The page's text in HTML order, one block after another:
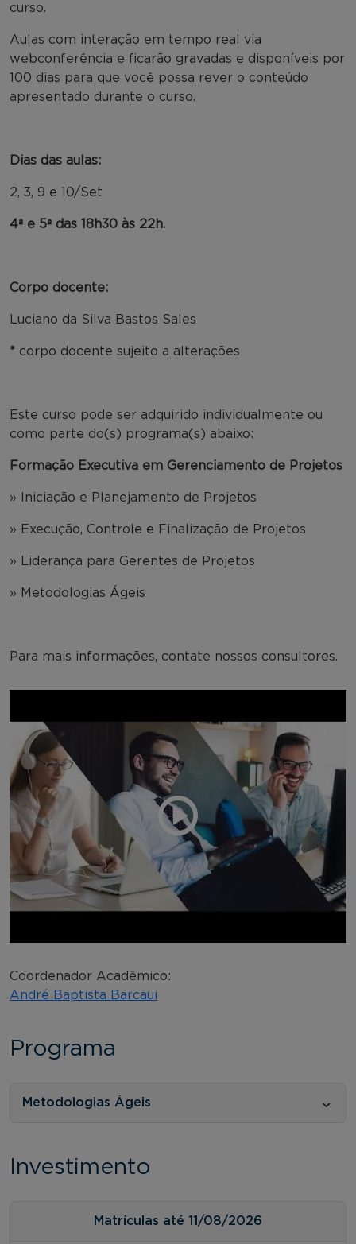
curso.
Aulas com interação em tempo real via
webconferência e ficarão gravadas e disponíveis por
100 dias para que você possa rever o conteúdo
apresentado durante o curso.
Dias das aulas:
2, 3, 9 e 10/Set
4ª e 5ª das 18h30 às 22h.
Corpo docente:
Luciano da Silva Bastos Sales
* corpo docente sujeito a alterações
Este curso pode ser adquirido individualmente ou
como parte do(s) programa(s) abaixo:
Formação Executiva em Gerenciamento de Projetos
» Iniciação e Planejamento de Projetos
» Execução, Controle e Finalização de Projetos
» Liderança para Gerentes de Projetos
» Metodologias Ágeis
Para mais informações, contate nossos consultores.
Coordenador Acadêmico:
André Baptista Barcaui
Programa
Metodologias Ágeis
Investimento
Matrículas até 11/08/2026